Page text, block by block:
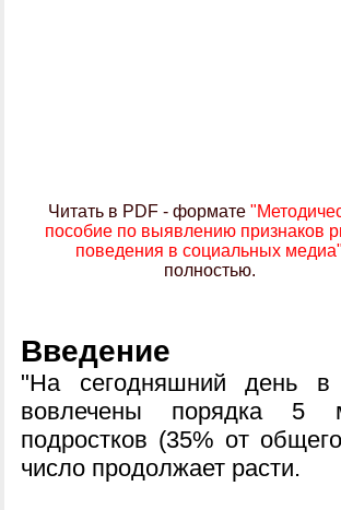
Читать в PDF - формате
пособие по выявлению признаков
поведения в социальных
полностью.
Введение
"На сегодняшний день в
вовлечены порядка 5
подростков (35% от
число продолжает расти.